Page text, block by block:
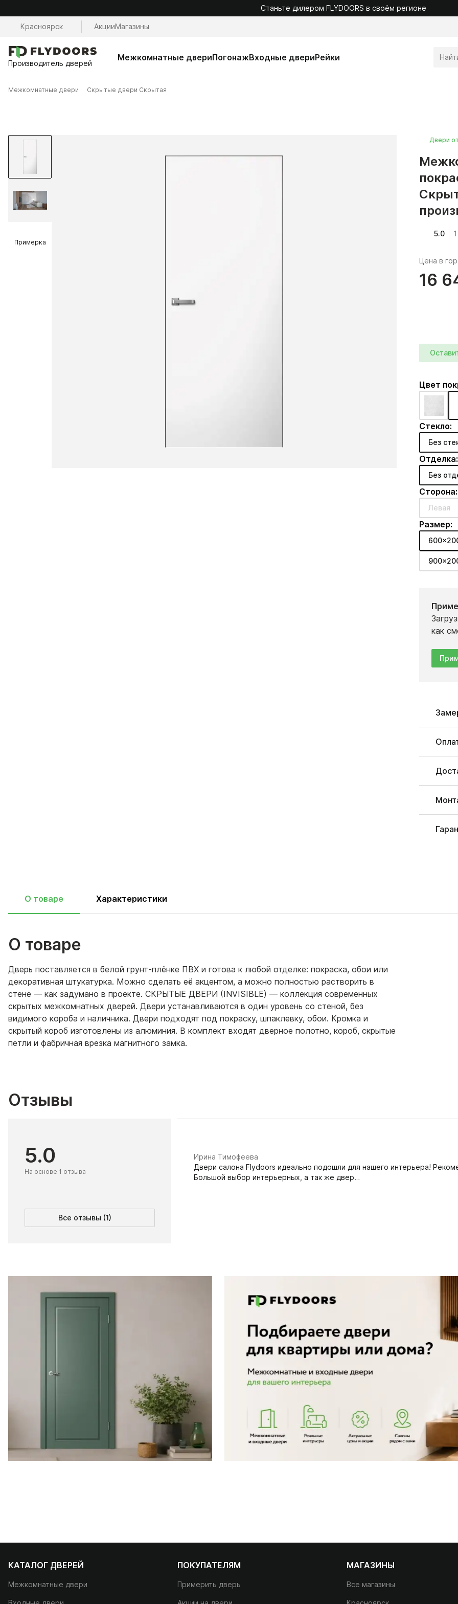
Станьте дилером FLYDOORS в своём регионе
Красноярск АкцииМагазины
Производитель дверей
Межкомнатные двериПогонажВходные двериРейки
Межкомнатные двери Скрытые двери Скрытая
Примерка
Двери
5.0
Цена в
16
Цвет
Стекло:
Без
Отделка:
Без
Сторона:
Левая
Размер:
как
Отзывы
5.0
На основе 1 отзыва
​Ирина Тимофеева
Двери салона Flydoors идеально подошли для нашего интерьера!
Большой выбор интерьерных, а так же двер…
Все отзывы (1)
О товаре Характеристики
О товаре
Дверь поставляется в белой грунт-плёнке ПВХ и готова к любой отделке: покраска, обои или
декоративная штукатурка. Можно сделать её акцентом, а можно полностью растворить в
стене — как задумано в проекте. СКРЫТЫЕ ДВЕРИ (INVISIBLE) — коллекция современных
скрытых межкомнатных дверей. Двери устанавливаются в один уровень со стеной, без
видимого короба и наличника. Двери подходят под покраску, шпаклевку, обои. Кромка и
скрытый короб изготовлены из алюминия. В комплект входят дверное полотно, короб, скрытые
петли и фабричная врезка магнитного замка.
КАТАЛОГ ДВЕРЕЙ
Межкомнатные двери
ПОКУПАТЕЛЯМ
Примерить дверь
МАГАЗИНЫ
Все магазины